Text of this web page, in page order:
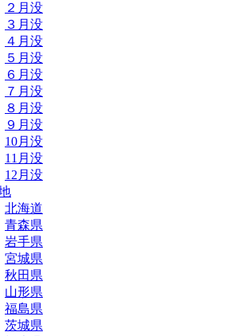
２月没
３月没
４月没
５月没
６月没
７月没
８月没
９月没
10月没
11月没
12月没
北海道
青森県
岩手県
宮城県
秋田県
山形県
福島県
茨城県